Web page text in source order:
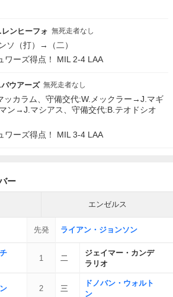
レンヒーフォ 無死走者なし
ソ（打）→（二）
ーズ得点！ MIL 2-4 LAA
ウアーズ 無死走者なし
カラム、守備交代:W.メックラー→J.マギ
ン→J.マシアス、守備交代:B.テオドシオ
ーズ得点！ MIL 3-4 LAA
ー
エンゼルス
先発 ライアン・ジョンソン
1 二
ジェイマー・カンデ
ラリオ
2 三
ドノバン・ウォルト
ン